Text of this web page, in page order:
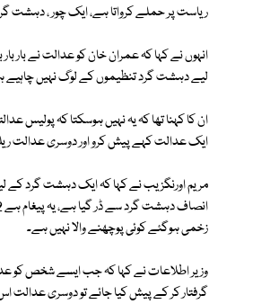
ریاست پر حملے کرواتا ہے، ایک چور ، دہشت
انہوں نے کہا کہ عمران خان کو عدالت نے بار
لیے دہشت گرد تنظیموں کے لوگ نہیں چاہیے
ان کا کہنا تھا کہ یہ نہیں ہوسکتا کہ پولیس
ایک عدالت کہے پیش کرو اور دوسری عدالت
مریم اورنگزیب نے کہا کہ ایک دہشت گرد کے
زخمی ہوگئے کوئی پوچھنے والا نہیں ہے۔
وزیر اطلاعات نے کہا کہ جب ایسے شخص کو
گرفتار کر کے پیش کیا جائے تو دوسری عدالت